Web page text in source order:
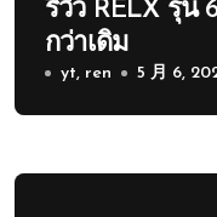
รีวิว RELX รุ่น
กว่าเดิม
yt, ren 5 月 6,